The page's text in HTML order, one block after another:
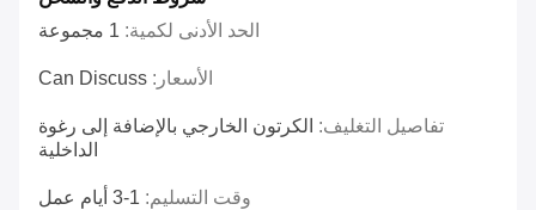
الحد الأدنى لكمية: 1 مجموعة
الأسعار: Can Discuss
تفاصيل التغليف: الكرتون الخارجي بالإضافة إلى رغوة
الداخلية
وقت التسليم: 1-3 أيام عمل